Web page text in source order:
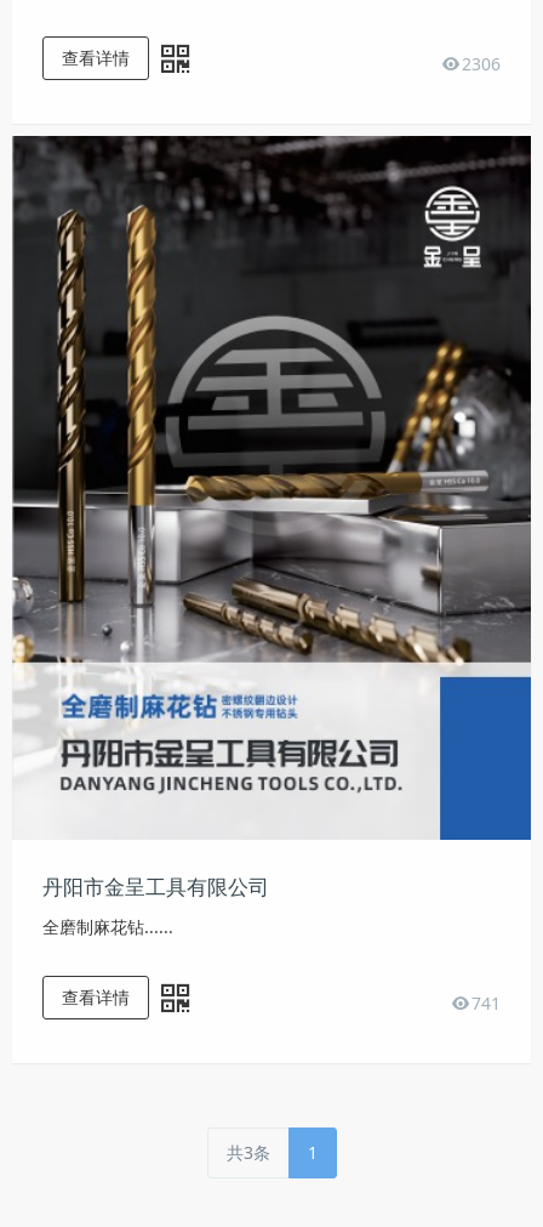
2306
查看详情
丹阳市金呈工具有限公司
全磨制麻花钻......
741
查看详情
共3条 1